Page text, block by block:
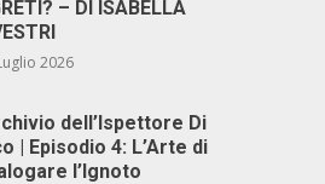
– DI ISABELLA
2026
dell’Ispettore Di
| Episodio 4: L’Arte di
l’Ignoto